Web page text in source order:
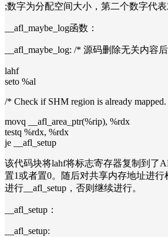
;数字为分配空间大小，第二个数字代
__afl_maybe_log函数：
__afl_maybe_log: /* 源码删除无关内容
lahf
seto %al
/* Check if SHM region is already
movq __afl_area_ptr(%rip), %rdx
testq %rdx, %rdx
je __afl_setup
该代码块将lahf将标志寄存器复制到了
置1或者置0。随后对共享内存地址进
进行__afl_setup，否则继续进行。
__afl_setup：
__afl_setup: